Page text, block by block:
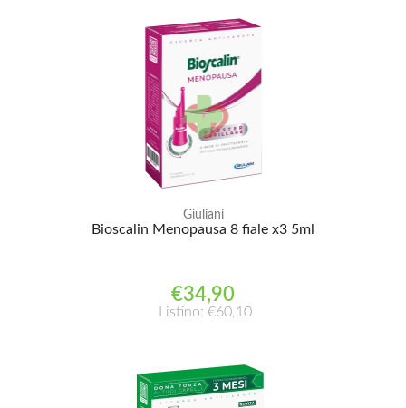
Giuliani
Bioscalin Menopausa 8 fiale x3 5ml
€34,90
Listino: €60,10